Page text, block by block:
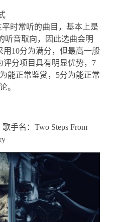
时常听的曲目，基本上是
听音取向，因此选曲会明
用10分为满分，但最高一般
评分项目具有明显优势，7
能正常鉴赏，5分为能正常
。
手名：Two Steps From